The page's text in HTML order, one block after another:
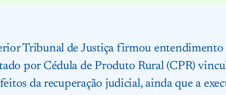
Tribunal de Justiça firmou
por Cédula de Produto Rural (CPR)
da recuperação judicial, ainda que a